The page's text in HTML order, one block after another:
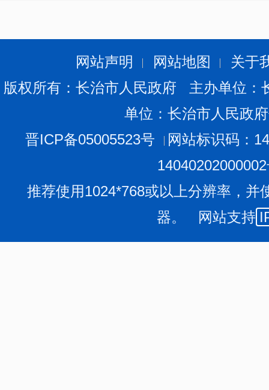
网站声明 网站地图
关于
版权所有：长治市人民政府 主办单位
单位：长治市人民政
晋ICP备05005523号
网站标识码：
推荐使用1024*768或以上分辨率，并
器。 网站支持